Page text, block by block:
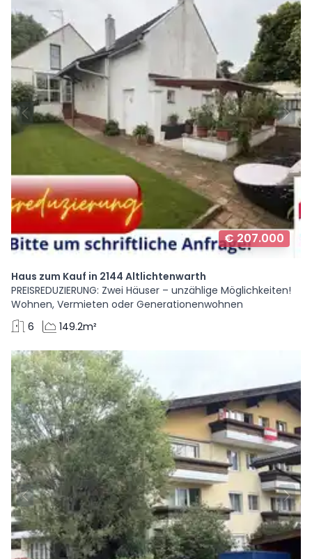
€ 207.000
Haus zum Kauf in 2144 Altlichtenwarth
PREISREDUZIERUNG: Zwei Häuser – unzählige Möglichkeiten!
Wohnen, Vermieten oder Generationenwohnen
6
149.2m²